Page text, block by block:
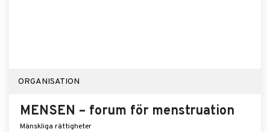
ORGANISATION
MENSEN – forum för menstruation
Mänskliga rättigheter